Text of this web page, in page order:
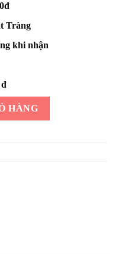
Tràng
khi nhận
xanh h55cm số lượng
HÀNG